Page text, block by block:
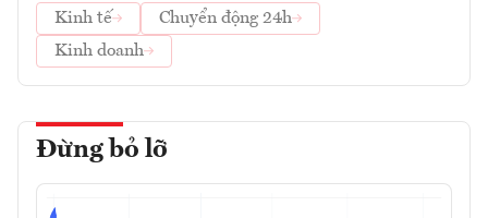
Kinh tế
Chuyển động 24h
Kinh doanh
Đừng bỏ lỡ